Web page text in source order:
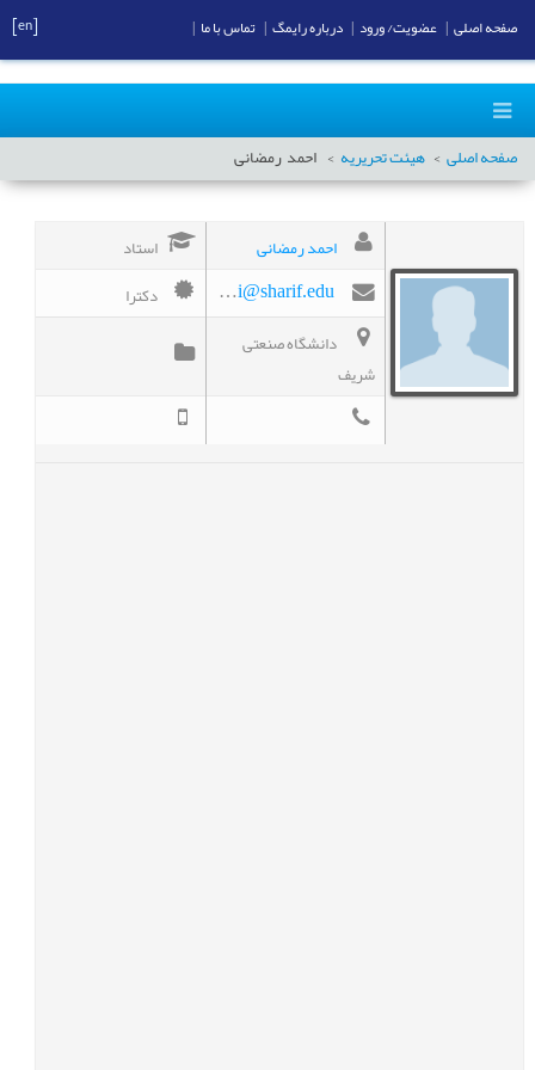
صفحه اصلی هیئت تحریریه احمدرمضانی
احمد رمضانی استاد
Ramazani@sharif.edu
دکترا
دانشگاه صنعتی
شریف
صفحه اصلی عضویت/ ورود درباره رایمگ تماس با ما